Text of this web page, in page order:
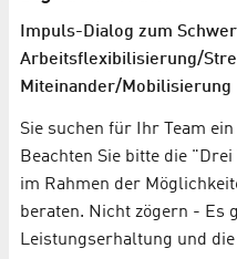
Impuls-Dialog zum
Arbeitsflexibilisierung/
Miteinander/Mobilisierung
Sie suchen für Ihr Team
Beachten Sie bitte die
im Rahmen der
beraten. Nicht zögern - Es
Leistungserhaltung und